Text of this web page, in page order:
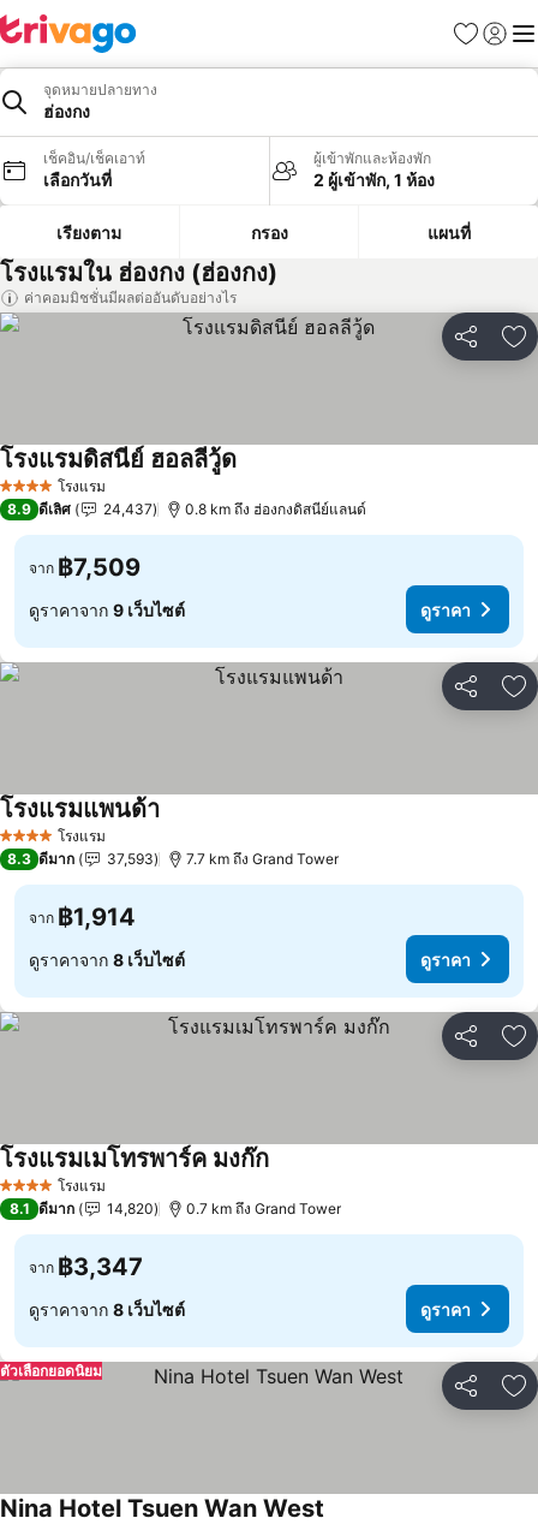
รายการโป
เข้าสู่ร
เมนู
จุดหมายปลายทาง
ฮ่องกง
เช็คอิน/เช็คเอาท์
เลือกวันที่
ผู้เข้าพักและห้องพัก
2 ผู้เข้าพัก, 1 ห้อง
เรียงตาม กรอง แผนที่
โรงแรมใน ฮ่องกง (ฮ่องกง)
ค่าคอมมิชชั่นมีผลต่ออันดับอย่างไร
แชร์ เ
4 ดาว โรงแรม
โรงแรมดิสนีย์ ฮอลลีวู้ดดูราคา
8.9 ดีเลิศ 24,437 0.8 km ถึง ฮ่องกงดิสนีย์แลนด์
จาก ฿7,509
ดูราคาจาก 9 เว็บไซต์ ดูราคา
แชร์ เ
4 ดาว โรงแรม
โรงแรมแพนด้าดูราคา
8.3 ดีมาก 37,593 7.7 km ถึง Grand Tower
จาก ฿1,914
ดูราคาจาก 8 เว็บไซต์ ดูราคา
แชร์ เ
4 ดาว โรงแรม
โรงแรมเมโทรพาร์ค มงก๊กดูราคา
8.1 ดีมาก 14,820 0.7 km ถึง Grand Tower
จาก ฿3,347
ดูราคาจาก 8 เว็บไซต์ ดูราคา
แชร์ เ
ตัวเลือกยอดนิยม
Nina Hotel Tsuen Wan West